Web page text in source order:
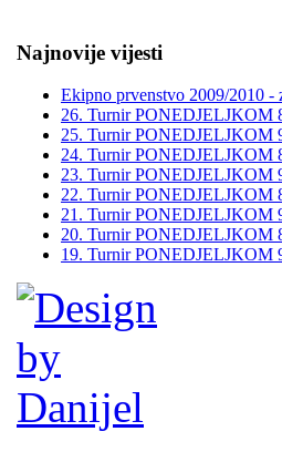
Najnovije vijesti
Ekipno prvenstvo 2009/2010 -
26. Turnir PONEDJELJKOM
25. Turnir PONEDJELJKOM
24. Turnir PONEDJELJKOM
23. Turnir PONEDJELJKOM
22. Turnir PONEDJELJKOM
21. Turnir PONEDJELJKOM
20. Turnir PONEDJELJKOM
19. Turnir PONEDJELJKOM